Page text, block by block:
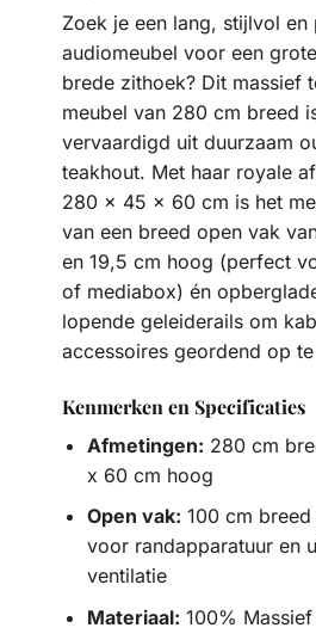
Zoek je een lang, stijlvol en
audiomeubel voor een
brede zithoek? Dit massief
meubel van 280 cm breed
vervaardigd uit duurzaam
teakhout. Met haar royale
280 x 45 x 60 cm is het
van een breed open vak
en 19,5 cm hoog (perfect
of mediabox) én
lopende geleiderails om
accessoires geordend op
Kenmerken en Specificaties
Afmetingen: 280 cm
x 60 cm hoog
Open vak: 100 cm
voor randapparatuur en
ventilatie
Materiaal: 100%